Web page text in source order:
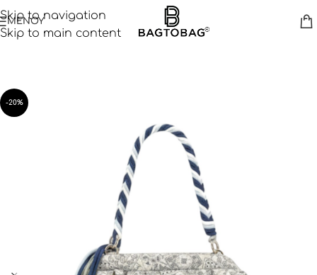
Skip to navigation
Skip to main content
ΜΕΝΟΥ
-20%